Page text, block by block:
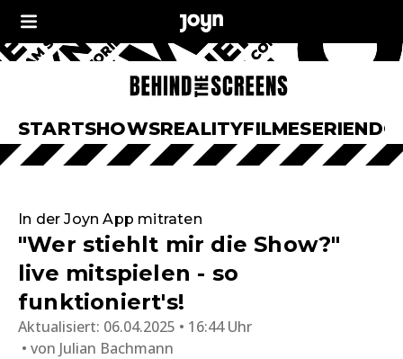
STARTSHOWSREALITYFILMESERIEN
In der Joyn App mitraten
"Wer stiehlt mir die Show?"
live mitspielen - so
funktioniert's!
Aktualisiert: 06.04.2025 • 16:44 Uhr
von Julian Bachmann